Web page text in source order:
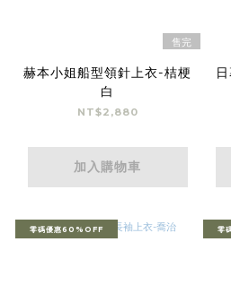
售完
赫本小姐船型領針上衣-桔梗
白
NT$2,880
加入購物車
零碼優惠60%OFF 零